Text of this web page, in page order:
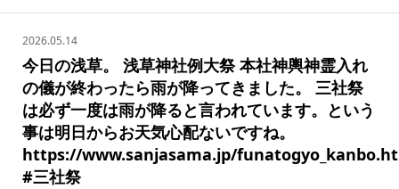
2026.05.14
今日の浅草。 浅草神社例大祭 本社神輿神霊入れ
の儀が終わったら雨が降ってきました。 三社祭
は必ず一度は雨が降ると言われています。という
事は明日からお天気心配ないですね。
https://www.sanjasama.jp/
#三社祭